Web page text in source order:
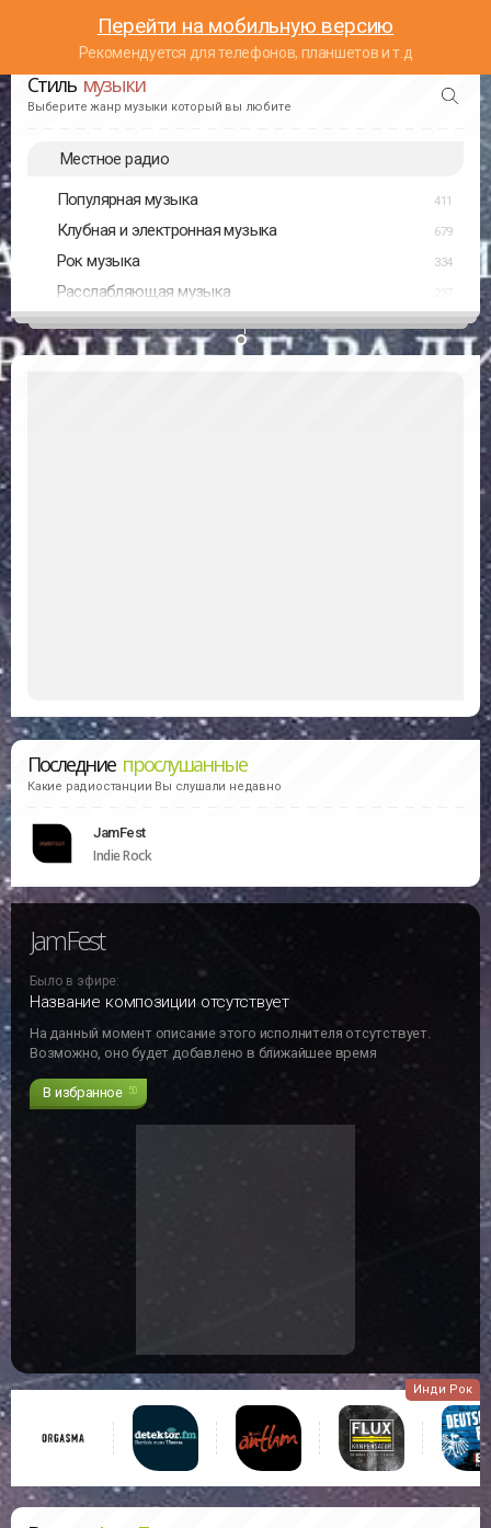
Перейти на мобильную версию
Рекомендуется для телефонов, планшетов и т.д
Стиль музыки
Выберите жанр музыки который вы любите
Местное радио
Популярная музыка 411
Клубная и электронная музыка 679
Рок музыка 334
Расслабляющая музыка
Последние прослушанные
Какие радиостанции Вы слушали недавно
JamFest
Indie Rock
JamFest
Было в эфире:
Название композиции отсутствует
На данный момент описание этого исполнителя отсутствует.
Возможно, оно будет добавлено в ближайшее время
В избранное 50
Инди Рок